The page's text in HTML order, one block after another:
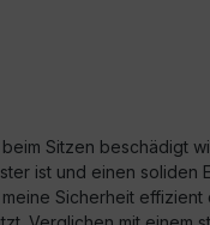
Sitzen beschädigt
ist und einen soliden
Sicherheit